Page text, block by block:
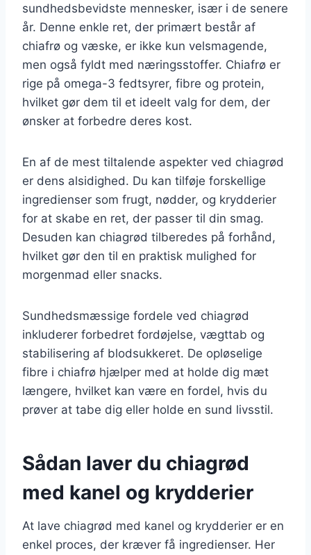
sundhedsbevidste mennesker, især i de senere
år. Denne enkle ret, der primært består af
chiafrø og væske, er ikke kun velsmagende,
men også fyldt med næringsstoffer. Chiafrø er
rige på omega-3 fedtsyrer, fibre og protein,
hvilket gør dem til et ideelt valg for dem, der
ønsker at forbedre deres kost.
En af de mest tiltalende aspekter ved chiagrød
er dens alsidighed. Du kan tilføje forskellige
ingredienser som frugt, nødder, og krydderier
for at skabe en ret, der passer til din smag.
Desuden kan chiagrød tilberedes på forhånd,
hvilket gør den til en praktisk mulighed for
morgenmad eller snacks.
Sundhedsmæssige fordele ved chiagrød
inkluderer forbedret fordøjelse, vægttab og
stabilisering af blodsukkeret. De opløselige
fibre i chiafrø hjælper med at holde dig mæt
længere, hvilket kan være en fordel, hvis du
prøver at tabe dig eller holde en sund livsstil.
Sådan laver du chiagrød
med kanel og krydderier
At lave chiagrød med kanel og krydderier er en
enkel proces, der kræver få ingredienser. Her